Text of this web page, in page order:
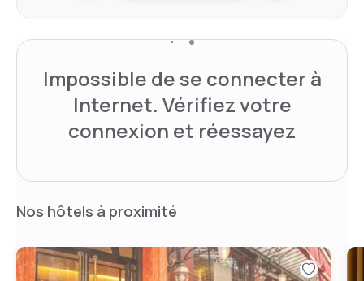
Impossible de se connecter à
Internet. Vérifiez votre
connexion et réessayez
Nos hôtels à proximité